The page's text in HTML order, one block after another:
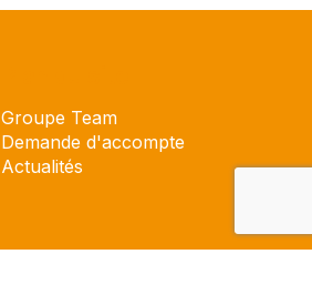
Groupe Team
Demande d'accompte
Actualités